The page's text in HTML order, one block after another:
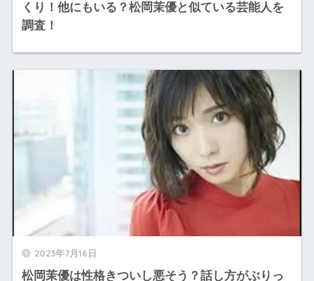
くり！他にもいる？松岡茉優と似ている芸能人を
調査！
2023年7月16日
松岡茉優は性格きついし悪そう？話し方がぶりっ